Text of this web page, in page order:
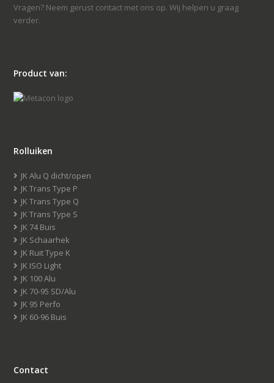
Vragen? Neem gerust contact met ons op. Wij helpen u graag
verder.
Product van:
Rolluiken
JK Alu Q dicht/open
JK Trans Type P
JK Trans Type Q
JK Trans Type S
JK 74 Buis
JK Schaarhek
JK Ruit Type K
JK ISO Light
JK 100 Alu
JK 70-95 SD/Alu
JK 95 Perfo
JK 60-96 Buis
Contact